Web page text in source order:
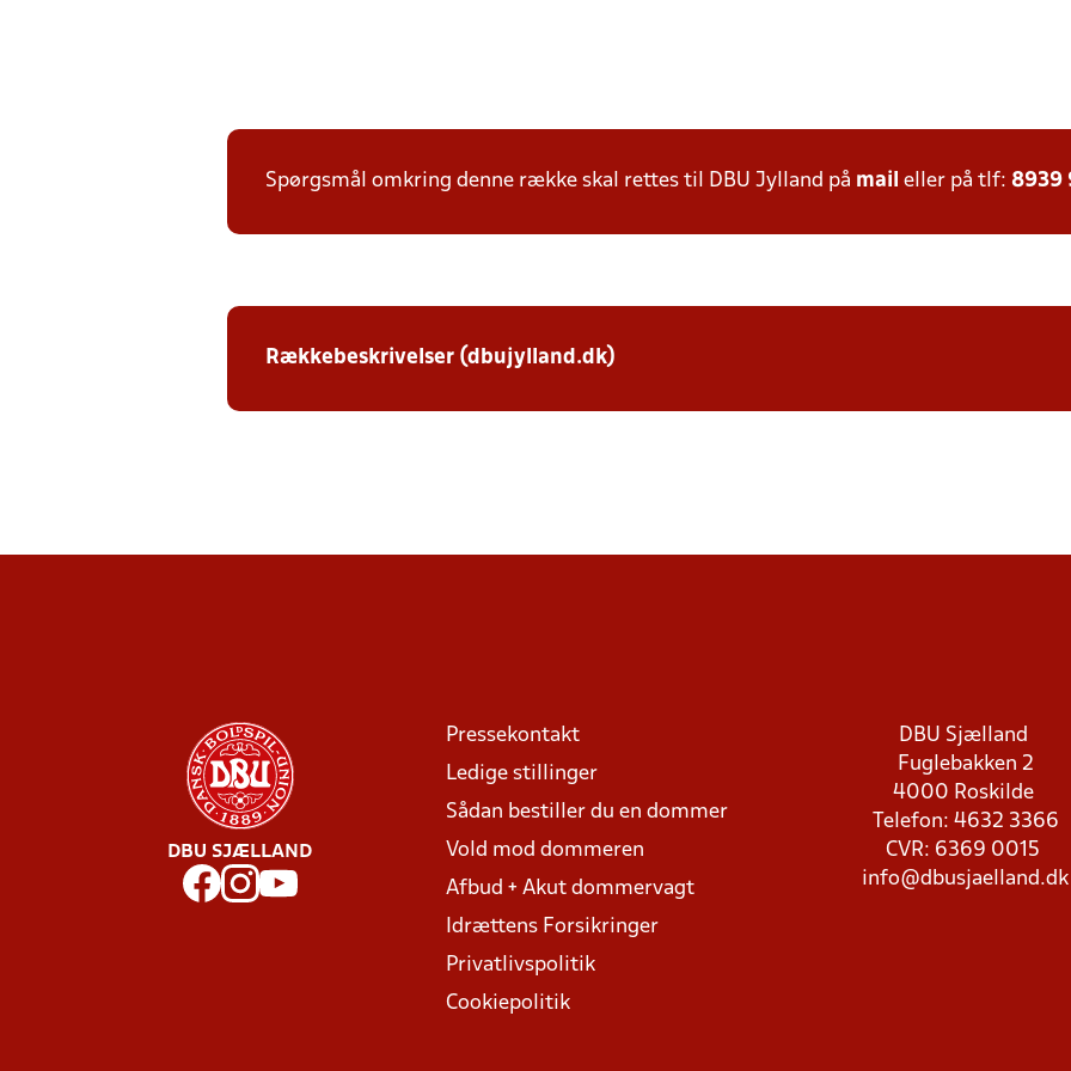
Spørgsmål omkring denne række skal rettes til DBU Jylland på mail eller på tlf: 8939
Rækkebeskrivelser (dbujylland.dk)
DBU SJÆLLAND
Pressekontakt
Ledige stillinger
Sådan bestiller du en dommer
Vold mod dommeren
Afbud + Akut dommervagt
Idrættens Forsikringer
Privatlivspolitik
Cookiepolitik
DBU Sjælland
Fuglebakken 2
4000 Roskilde
Telefon: 4632 3366
CVR: 6369 0015
info@dbusjaelland.dk